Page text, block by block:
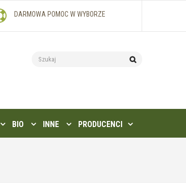
DARMOWA POMOC W WYBORZE
BIO INNE PRODUCENCI